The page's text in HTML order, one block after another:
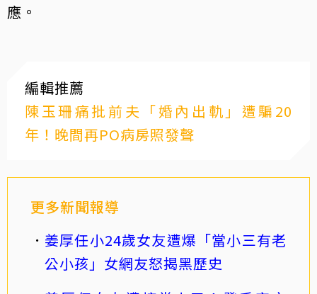
應。
編輯推薦
陳玉珊痛批前夫「婚內出軌」遭騙20
年！晚間再PO病房照發聲
更多新聞報導
姜厚任小24歲女友遭爆「當小三有老
公小孩」女網友怒揭黑歷史